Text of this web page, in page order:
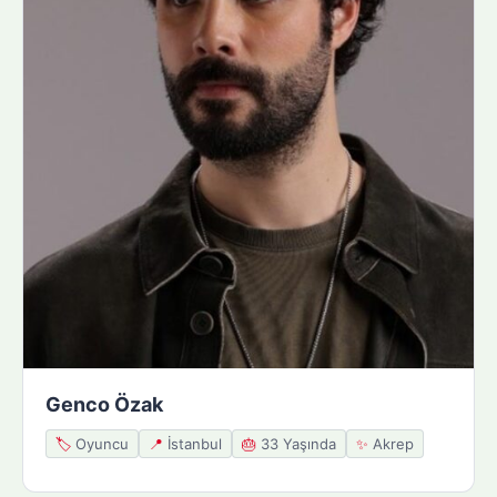
Genco Özak
🏷️ Oyuncu 📍 İstanbul 🎂 33 Yaşında ✨ Akrep